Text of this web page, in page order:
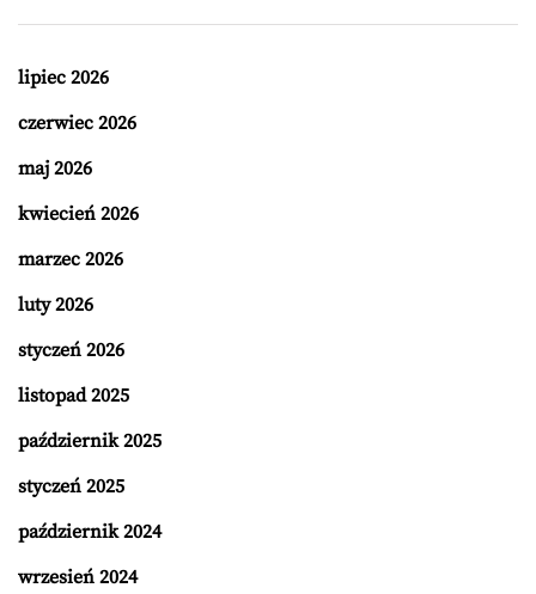
lipiec 2026
czerwiec 2026
maj 2026
kwiecień 2026
marzec 2026
luty 2026
styczeń 2026
listopad 2025
październik 2025
styczeń 2025
październik 2024
wrzesień 2024